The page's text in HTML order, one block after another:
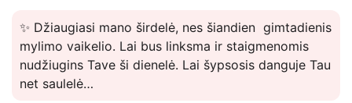
✨ Džiaugiasi mano širdelė, nes šiandien gimtadienis
mylimo vaikelio. Lai bus linksma ir staigmenomis
nudžiugins Tave ši dienelė. Lai šypsosis danguje Tau
net saulelė…